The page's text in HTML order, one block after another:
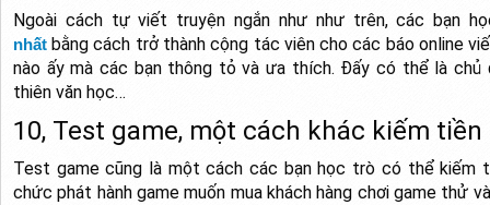
Ngoài cách tự viết truyện ngắn như như trên, các bạn
nhấtbằng cách trở thành cộng tác viên cho các báo online
nào ấy mà các bạn thông tỏ và ưa thích. Đấy có thể là
thiên văn học…
10, Test game, một cách khác kiếm
Test game cũng là một cách các bạn học trò có thể kiếm
chức phát hành game muốn mua khách hàng chơi game thử